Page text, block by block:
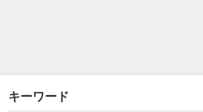
キーワード